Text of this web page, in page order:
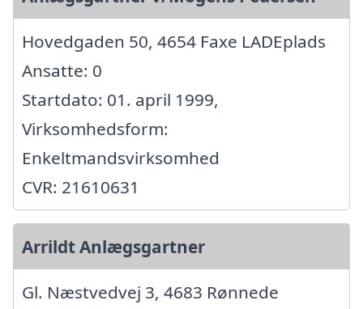
Hovedgaden 50, 4654 Faxe LADEplads
Ansatte: 0
Startdato: 01. april 1999,
Virksomhedsform:
Enkeltmandsvirksomhed
CVR: 21610631
Arrildt Anlægsgartner
Gl. Næstvedvej 3, 4683 Rønnede